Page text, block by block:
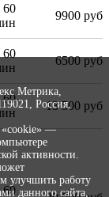
60
9900 руб
60
6500 руб
60
13 500 руб
60
Метрика,
Россия,
«cookie» —
активности.
улучшить работу
данного сайта,